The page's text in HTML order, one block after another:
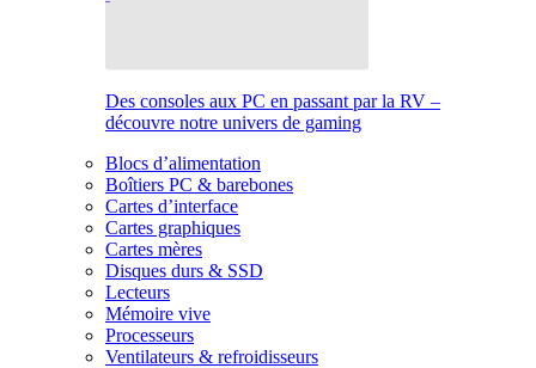
Des consoles aux PC en passant par la RV –
découvre notre univers de gaming
Blocs d’alimentation
Boîtiers PC & barebones
Cartes d’interface
Cartes graphiques
Cartes mères
Disques durs & SSD
Lecteurs
Mémoire vive
Processeurs
Ventilateurs & refroidisseurs